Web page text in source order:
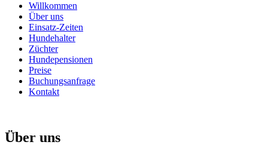
Willkommen
Über uns
Einsatz-Zeiten
Hundehalter
Züchter
Hundepensionen
Preise
Buchungsanfrage
Kontakt
Über uns